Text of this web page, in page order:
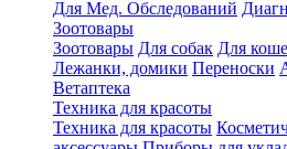
Для Мед. Обследований
Зоотовары
Зоотовары Для собак Для
Лежанки, домики Переноски
Ветаптека
Техника для красоты
Техника для красоты